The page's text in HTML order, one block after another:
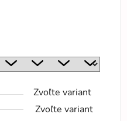
Zvoľte variant
Zvoľte variant